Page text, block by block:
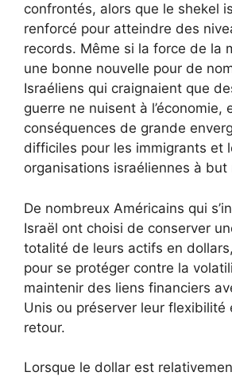
confrontés, alors que le shekel
renforcé pour atteindre des
records. Même si la force de la
une bonne nouvelle pour de
Israéliens qui craignaient que
guerre ne nuisent à l’économie,
conséquences de grande
difficiles pour les immigrants et
organisations israéliennes à but
De nombreux Américains qui
Israël ont choisi de conserver
totalité de leurs actifs en
pour se protéger contre la
maintenir des liens financiers
Unis ou préserver leur flexibilité
retour.
Lorsque le dollar est